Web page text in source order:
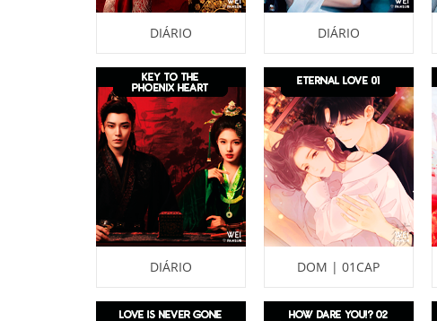
DIÁRIO DIÁRIO
DIÁRIO DOM | 01CAP